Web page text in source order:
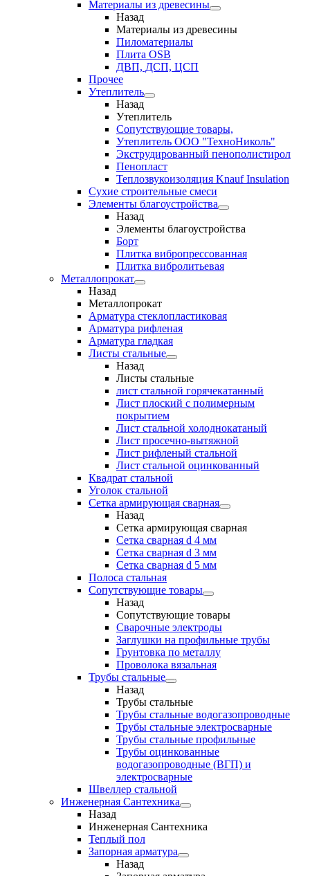
Материалы из древесины
Назад
Материалы из древесины
Пиломатериалы
Плита OSB
ДВП, ДСП, ЦСП
Прочее
Утеплитель
Назад
Утеплитель
Сопутствующие товары,
Утеплитель ООО "ТехноНиколь"
Экструдированный пенополистирол
Пенопласт
Теплозвукоизоляция Knauf Insulation
Сухие строительные смеси
Элементы благоустройства
Назад
Элементы благоустройства
Борт
Плитка вибропрессованная
Плитка вибролитьевая
Металлопрокат
Назад
Металлопрокат
Арматура стеклопластиковая
Арматура рифленая
Арматура гладкая
Листы стальные
Назад
Листы стальные
лист стальной горячекатанный
Лист плоский с полимерным
покрытием
Лист стальной холоднокатаный
Лист просечно-вытяжной
Лист рифленый стальной
Лист стальной оцинкованный
Квадрат стальной
Уголок стальной
Сетка армирующая сварная
Назад
Сетка армирующая сварная
Сетка сварная d 4 мм
Сетка сварная d 3 мм
Сетка сварная d 5 мм
Полоса стальная
Сопутствующие товары
Назад
Сопутствующие товары
Сварочные электроды
Заглушки на профильные трубы
Грунтовка по металлу
Проволока вязальная
Трубы стальные
Назад
Трубы стальные
Трубы стальные водогазопроводные
Трубы стальные электросварные
Трубы стальные профильные
Трубы оцинкованные
водогазопроводные (ВГП) и
электросварные
Швеллер стальной
Инженерная Сантехника
Назад
Инженерная Сантехника
Теплый пол
Запорная арматура
Назад